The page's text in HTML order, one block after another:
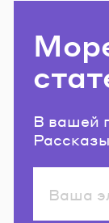
В вашей